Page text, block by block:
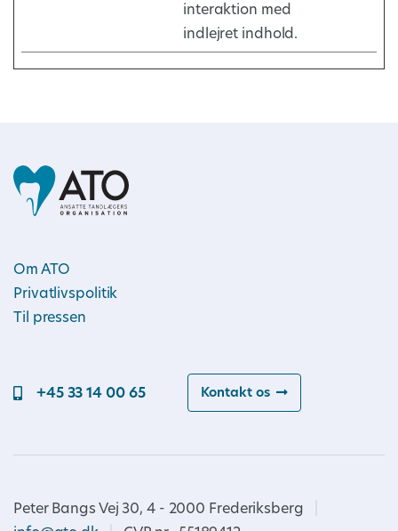
interaktion med
indlejret indhold.
Om ATO
Privatlivspolitik
Til pressen
+45 33 14 00 65 Kontakt os
Peter Bangs Vej 30, 4 - 2000 Frederiksberg